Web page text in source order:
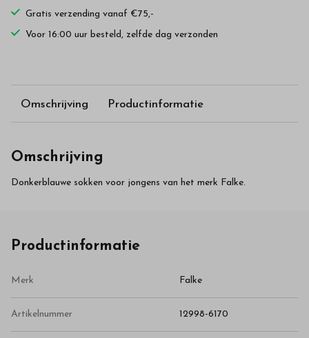
Gratis verzending vanaf €75,-
Voor 16:00 uur besteld, zelfde dag verzonden
Omschrijving Productinformatie
Omschrijving
Donkerblauwe sokken voor jongens van het merk Falke.
Productinformatie
Merk Falke
Artikelnummer 12998-6170